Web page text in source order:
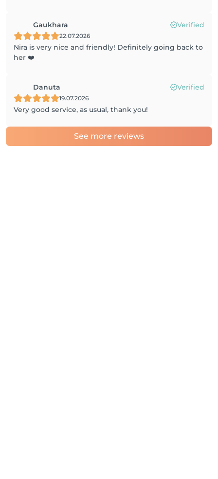
Gaukhara Verified
22.07.2026
Nira is very nice and friendly! Definitely going back to
her ❤️
Danuta Verified
19.07.2026
Very good service, as usual, thank you!
See more reviews